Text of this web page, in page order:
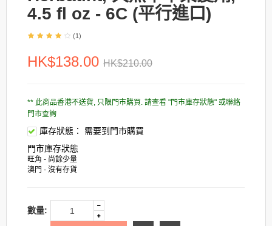
4.5 fl oz - 6C (平行進口)
(1)
HK$138.00 HK$210.00
** 此商品香港不送貨, 只限門市購買. 請查看 "門市庫存狀態" 或聯絡
門市查詢
庫存狀態：
需要到門市購買
門市庫存狀態
旺角 - 尚餘少量
澳門 - 沒有存貨
數量: